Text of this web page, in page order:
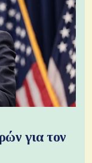
για τον